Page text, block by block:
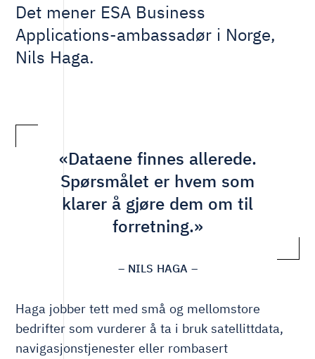
Det mener ESA Business
Applications-ambassadør i Norge,
Nils Haga.
«Dataene finnes allerede.
Spørsmålet er hvem som
klarer å gjøre dem om til
forretning.»
– NILS HAGA –
Haga jobber tett med små og mellomstore
bedrifter som vurderer å ta i bruk satellittdata,
navigasjonstjenester eller rombasert